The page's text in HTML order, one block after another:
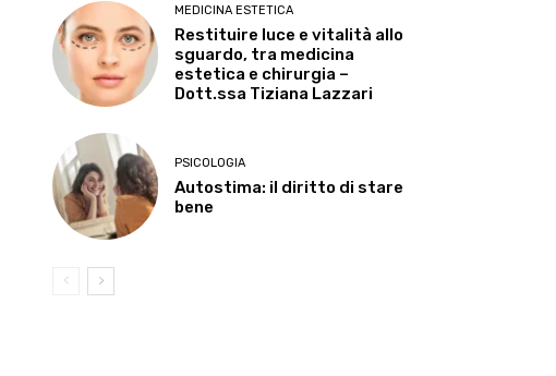
MEDICINA ESTETICA
Restituire luce e vitalità allo
sguardo, tra medicina
estetica e chirurgia –
Dott.ssa Tiziana Lazzari
PSICOLOGIA
Autostima: il diritto di stare
bene